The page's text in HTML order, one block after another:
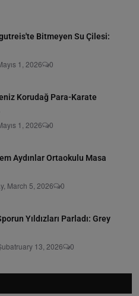
Bitmeyen Su Çilesi:
1, 2026 0
Korudağ Para-Karate
1, 2026 0
Aydınlar Ortaokulu Masa
March 5, 2026 0
Yıldızları Parladı: Grey
13, 2026 0